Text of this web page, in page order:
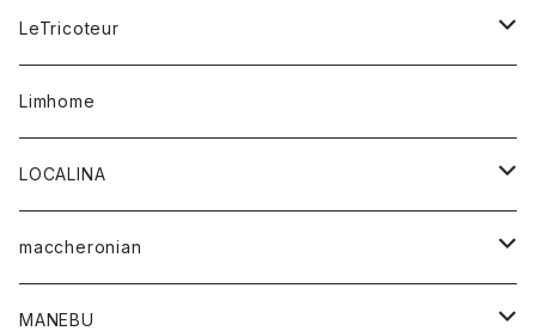
バンダナ
タンクトップ
Tシャツ
セーター
コート
シャツ
ボトム
スカート
パンツ
レディース
アウター
カットソー
トップス
シャツ
LeTricoteur
カーディガン
Limhome
LOCALINA
ロングスリーブテーシャツ
maccheronian
靴
MANEBU